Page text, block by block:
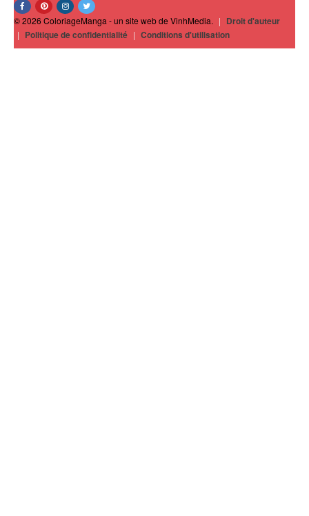
© 2026 ColoriageManga - un site web de VinhMedia. | Droit d'auteur
| Politique de confidentialité | Conditions d'utilisation